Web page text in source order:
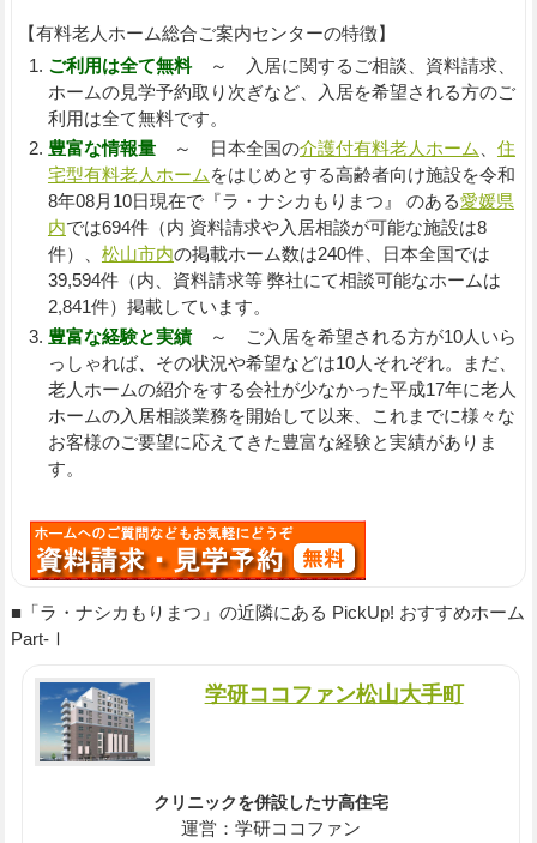
【有料老人ホーム総合ご案内センターの特徴】
ご利用は全て無料～ 入居に関するご相談、資料請求、
ホームの見学予約取り次ぎなど、入居を希望される方のご
利用は全て無料です。
豊富な情報量～ 日本全国の介護付有料老人ホーム
住
宅型有料老人ホーム をはじめとする高齢者向け施設を令和
8年08月10日現在で『ラ・ナシカもりまつ』 のある愛媛県
内では694件（内 資料請求や入居相談が可能な施設は8
件）、 松山市内の掲載ホーム数は240件、日本全国では
39,594件（内、資料請求等 弊社にて相談可能なホームは
2,841件）掲載しています。
豊富な経験と実績～ ご入居を希望される方が10人いら
っしゃれば、その状況や希望などは10人それぞれ。まだ、
老人ホームの紹介をする会社が少なかった平成17年に老人
ホームの入居相談業務を開始して以来、これまでに様々な
お客様のご要望に応えてきた豊富な経験と実績がありま
す。
■「ラ・ナシカもりまつ」の近隣にある PickUp! おすすめホーム
Part-Ⅰ
学研ココファン松山大手町
クリニックを併設したサ高住宅
運営：学研ココファン